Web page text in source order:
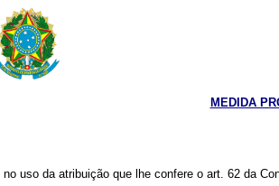
MEDIDA
no uso da atribuição que lhe confere o art. 62 da